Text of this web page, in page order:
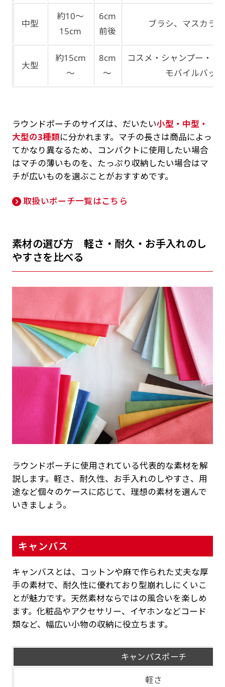
中型
約10～
15cm
6cm
前後
ブラシ、マスカラ
大型
約15cm
～
8cm
～
コスメ・シャンプー・
モバイルバッ
ラウンドポーチのサイズは、だいたい小型・中型・
大型の3種類に分かれます。マチの長さは商品によっ
てかなり異なるため、コンパクトに使用したい場合
はマチの薄いものを、たっぷり収納したい場合はマ
チが広いものを選ぶことがおすすめです。
取扱いポーチ一覧はこちら
素材の選び方 軽さ・耐久・お手入れのし
やすさを比べる
ラウンドポーチに使用されている代表的な素材を解
説します。軽さ、耐久性、お手入れのしやすさ、用
途など個々のケースに応じて、理想の素材を選んで
いきましょう。
キャンバス
キャンバスとは、コットンや麻で作られた丈夫な厚
手の素材で、耐久性に優れており型崩れしにくいこ
とが魅力です。天然素材ならではの風合いを楽しめ
ます。化粧品やアクセサリー、イヤホンなどコード
類など、幅広い小物の収納に役立ちます。
キャンパスポーチ
軽さ